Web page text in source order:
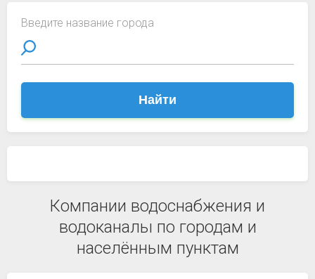
Введите название города
Найти
Компании водоснабжения и
водоканалы по городам и
населённым пунктам